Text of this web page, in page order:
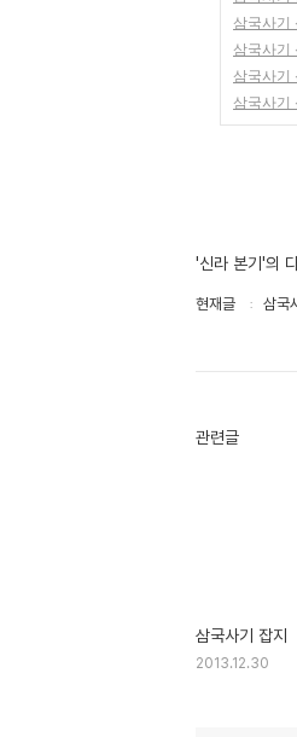
삼국사기
삼국사기
삼국사기
삼국사기
'신라 본기'의
현재글 삼국
관련글
삼국사기 잡지
2013.12.30